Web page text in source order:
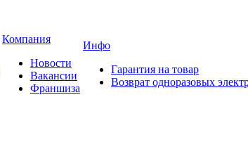
Компания
Новости
Вакансии
Франшиза
Инфо
Гарантия на товар
Возврат одноразовых